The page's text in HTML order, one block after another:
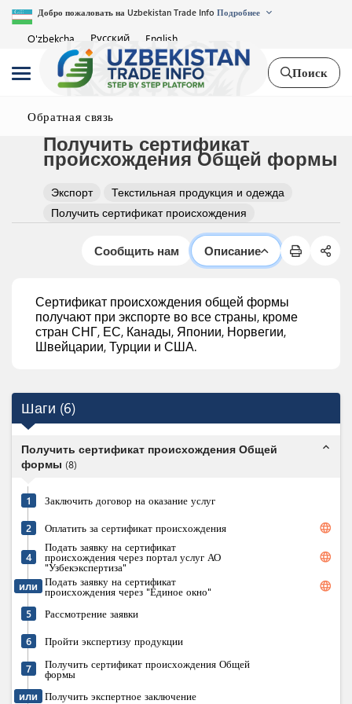
Добро пожаловать на Uzbekistan Trade Info Подробнее
O'zbekcha Русский English
Поиск
Обратная связь
Получить сертификат
происхождения Общей формы
Экспорт
Текстильная продукция и одежда
Получить сертификат происхождения
Сообщить нам Описание
Сертификат происхождения общей формы
получают при экспорте во все страны, кроме
стран СНГ, ЕС, Канады, Японии, Норвегии,
Швейцарии, Турции и США.
Шаги (6)
Получить сертификат происхождения Общей
формы (8)
expand_less
1 Заключить договор на оказание услуг
2 Оплатить за сертификат происхождения language
4
Подать заявку на сертификат
происхождения через портал услуг АО
"Узбекэкспертиза"
language
или Подать заявку на сертификат
происхождения через "Единое окно" language
5 Рассмотрение заявки
6 Пройти экспертизу продукции
7 Получить сертификат происхождения Общей
формы
или Получить экспертное заключение